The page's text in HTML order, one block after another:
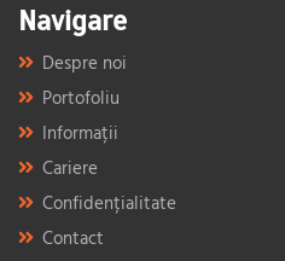
Navigare
Despre noi
Portofoliu
Informații
Cariere
Confidențialitate
Contact